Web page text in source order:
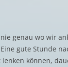
genau wo wir
gute Stunde
können,